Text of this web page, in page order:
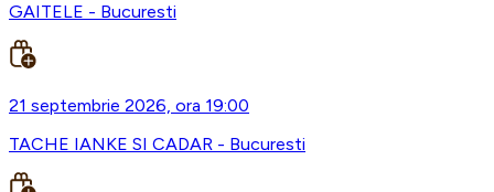
GAITELE - Bucuresti
21 septembrie 2026, ora 19:00
TACHE IANKE SI CADAR - Bucuresti